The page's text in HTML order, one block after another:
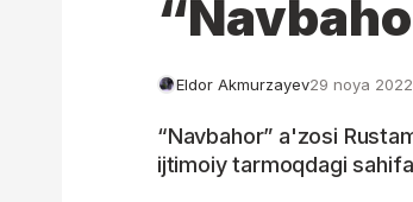
Eldor Akmurzayev29 noya
“Navbahor” a'zosi
ijtimoiy tarmoqdagi